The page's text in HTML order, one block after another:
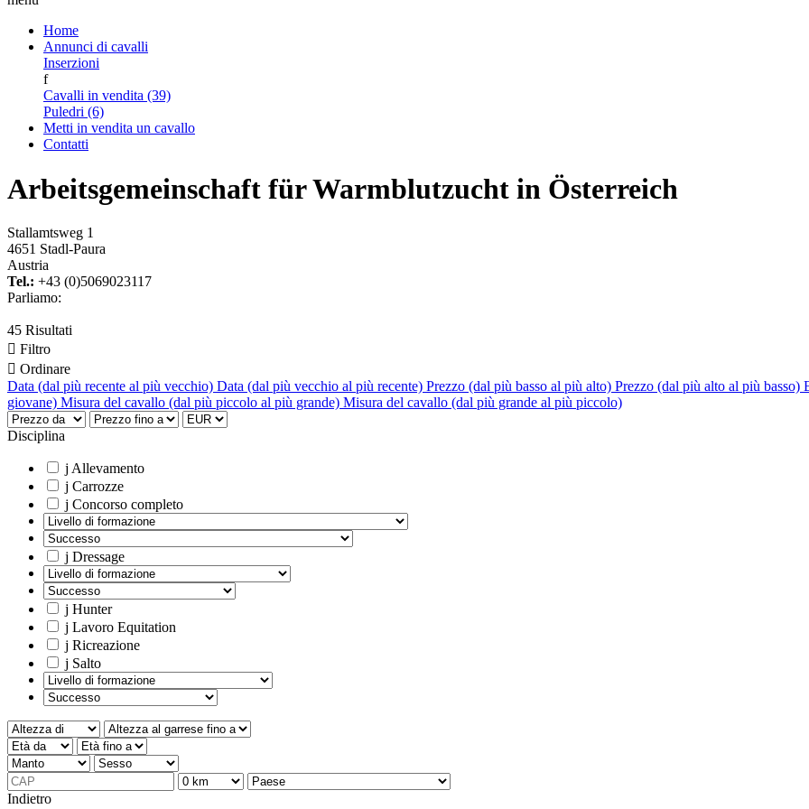
Home
Annunci di cavalli
Inserzioni
f
Cavalli in vendita (39)
Puledri (6)
Metti in vendita un cavallo
Contatti
Arbeitsgemeinschaft für Warmblutzucht in Österreich
Stallamtsweg 1
4651 Stadl-Paura
Austria
Tel.: +43 (0)5069023117
Parliamo:
45 Risultati
 Filtro
 Ordinare
Data (dal più recente al più vecchio) Data (dal più vecchio al più recente) Prezzo (dal più basso al più alto) Prezzo (dal più alto al più basso)
giovane) Misura del cavallo (dal più piccolo al più grande) Misura del cavallo (dal più grande al più piccolo)
Disciplina
j Allevamento
j Carrozze
j Concorso completo
j Dressage
j Hunter
j Lavoro Equitation
j Ricreazione
j Salto
Indietro